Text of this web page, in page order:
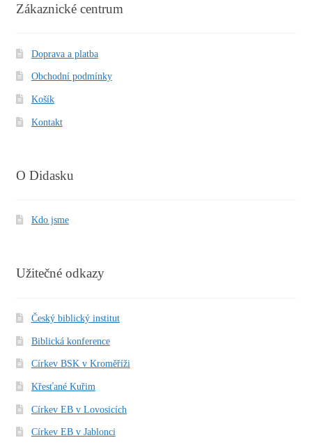
Zákaznické centrum
Doprava a platba
Obchodní podmínky
Košík
Kontakt
O Didasku
Kdo jsme
Užitečné odkazy
Český biblický institut
Biblická konference
Církev BSK v Kroměříži
Křesťané Kuřim
Církev EB v Lovosicích
Církev EB v Jablonci